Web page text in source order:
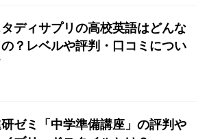
ディサプリの高校英語はどんな
の？レベルや評判・口コミについ
ゼミ「中学準備講座」の評判や